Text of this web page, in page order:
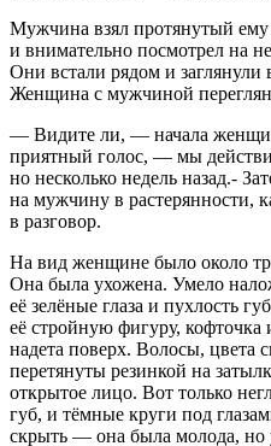
Мужчина взял протянутый ему
и внимательно посмотрел на
Они встали рядом и заглянули
Женщина с мужчиной
— Видите ли, — начала
приятный голос, — мы
но несколько недель назад.-
на мужчину в растерянности,
в разговор.
На вид женщине было около
Она была ухожена. Умело
её зелёные глаза и пухлость
её стройную фигуру, кофточка
надета поверх. Волосы,
перетянуты резинкой на
открытое лицо. Вот только
губ, и тёмные круги под
скрыть — она была молода, но